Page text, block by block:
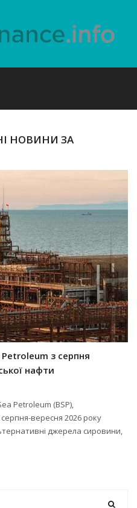
НОВИНИ ЗА
з серпня
нафти
Petroleum (BSP),
вересня 2026 року
джерела сировини,